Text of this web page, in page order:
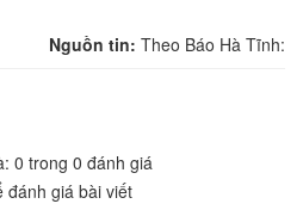
Nguồn tin: Theo Báo Hà Tĩnh:
0 trong 0 đánh giá
đánh giá bài viết